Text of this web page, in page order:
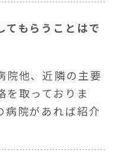
てもらうことはで
院他、近隣の主要
を取っておりま
病院があれば紹介